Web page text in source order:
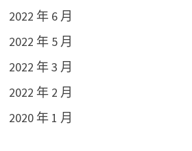
2022 年 6 月
2022 年 5 月
2022 年 3 月
2022 年 2 月
2020 年 1 月